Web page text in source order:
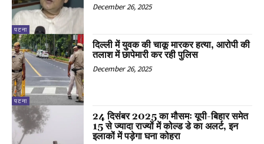
पटना
December 26, 2025
पटना
दिल्ली में युवक की चाकू मारकर हत्या, आरोपी की
तलाश में छापेमारी कर रही पुलिस
December 26, 2025
24 दिसंबर 2025 का मौसमः यूपी-बिहार समेत
15 से ज्यादा राज्यों में कोल्ड डे का अलर्ट, इन
इलाकों में पड़ेगा घना कोहरा